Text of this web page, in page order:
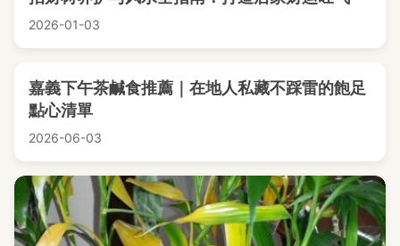
2026-01-03
嘉義下午茶鹹食推薦｜在地人私藏不踩雷的飽足
點心清單
2026-06-03